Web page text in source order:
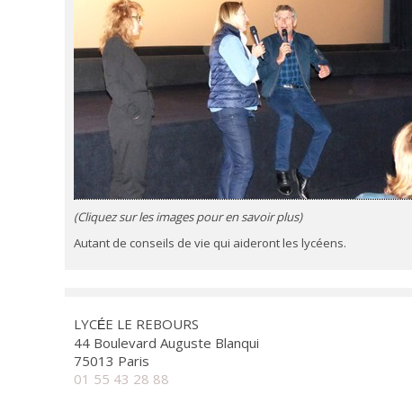
(Cliquez sur les images pour en savoir plus)
Autant de conseils de vie qui aideront les lycéens.
LYCÉE LE REBOURS
44 Boulevard Auguste Blanqui
75013 Paris
01 55 43 28 88